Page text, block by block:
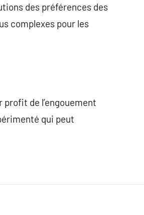
des préférences des
complexes pour les
de l’engouement
qui peut